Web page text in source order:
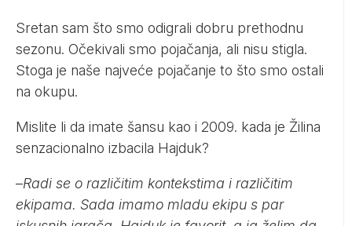
Sretan sam što smo odigrali dobru prethodnu
sezonu. Očekivali smo pojačanja, ali nisu stigla.
Stoga je naše najveće pojačanje to što smo ostali
na okupu.
Mislite li da imate šansu kao i 2009. kada je Žilina
senzacionalno izbacila Hajduk?
–Radi se o različitim kontekstima i različitim
ekipama. Sada imamo mladu ekipu s par